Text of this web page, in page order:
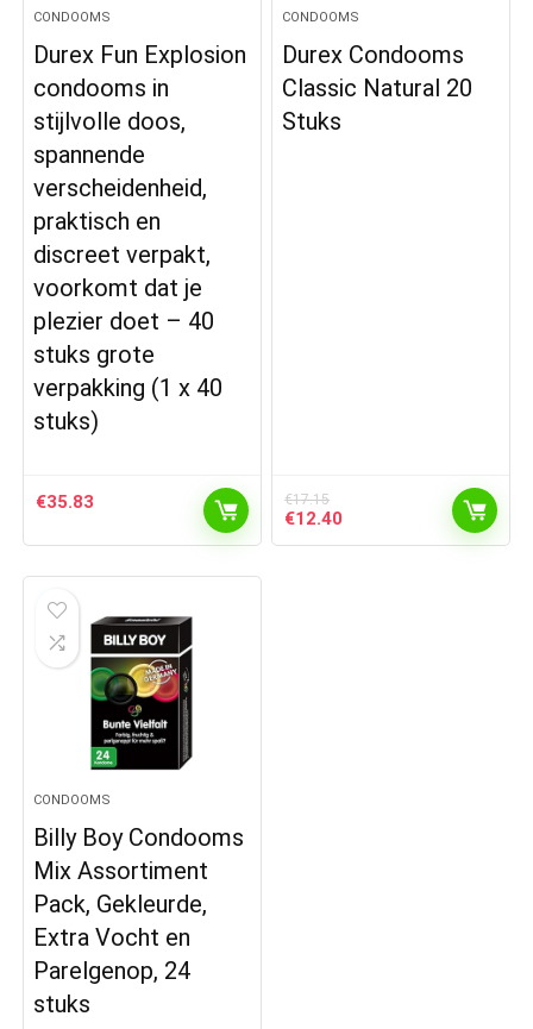
CONDOOMS
Durex Fun Explosion
condooms in
stijlvolle doos,
spannende
verscheidenheid,
praktisch en
discreet verpakt,
voorkomt dat je
plezier doet – 40
stuks grote
verpakking (1 x 40
stuks)
€35.83
CONDOOMS
Durex Condooms
Classic Natural 20
Stuks
€17.15
Oorspronkelijke
€12.40
CONDOOMS
Billy Boy Condooms
Mix Assortiment
Pack, Gekleurde,
Extra Vocht en
Parelgenop, 24
stuks